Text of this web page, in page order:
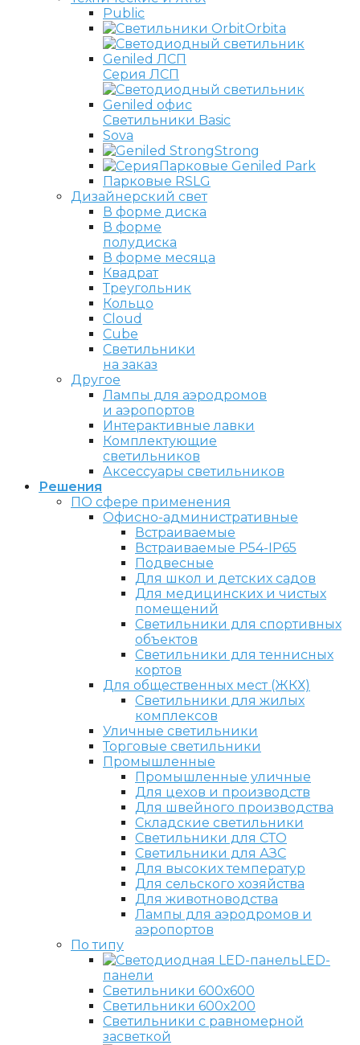
Public
Orbita
Серия ЛСП
Светильники Basic
Sova
Strong
Парковые Geniled Park
Парковые RSLG
Дизайнерский свет
В форме диска
В форме
полудиска
В форме месяца
Квадрат
Треугольник
Кольцо
Cloud
Cube
Светильники
на заказ
Другое
Лампы для аэродромов
и аэропортов
Интерактивные лавки
Комплектующие
светильников
Аксессуары светильников
Решения
ПО сфере применения
Офисно-административные
Встраиваемые
Встраиваемые P54-IP65
Подвесные
Для школ и детских садов
Для медицинских и чистых
помещений
Светильники для спортивных
объектов
Светильники для теннисных
кортов
Для общественных мест (ЖКХ)
Светильники для жилых
комплексов
Уличные светильники
Торговые светильники
Промышленные
Промышленные уличные
Для цехов и производств
Для швейного производства
Складские светильники
Светильники для СТО
Светильники для АЗС
Для высоких температур
Для сельского хозяйства
Для животноводства
Лампы для аэродромов и
аэропортов
По типу
LED-
панели
Светильники 600х600
Светильники 600х200
Светильники с равномерной
засветкой